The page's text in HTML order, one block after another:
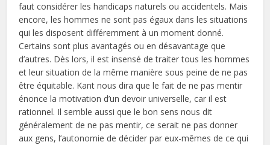
faut considérer les handicaps naturels ou accidentels. Mais
encore, les hommes ne sont pas égaux dans les situations
qui les disposent différemment à un moment donné.
Certains sont plus avantagés ou en désavantage que
d’autres. Dès lors, il est insensé de traiter tous les hommes
et leur situation de la même manière sous peine de ne pas
être équitable. Kant nous dira que le fait de ne pas mentir
énonce la motivation d’un devoir universelle, car il est
rationnel. Il semble aussi que le bon sens nous dit
généralement de ne pas mentir, ce serait ne pas donner
aux gens, l’autonomie de décider par eux-mêmes de ce qui